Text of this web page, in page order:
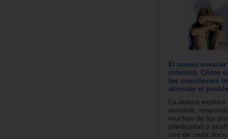
El acoso escolar
infancia. Cómo
las cuestiones
afrontar el
La autora explora
sensible,
muchas de las
planteadas y
uno de cada